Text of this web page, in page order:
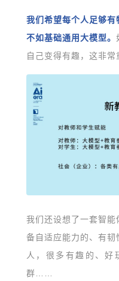
我们希望每个人足够
不如基础通用大模型。
自己变得有趣，这非常
我们还设想了一套智
备自适应能力的、有
人，很多有趣的、好
群……